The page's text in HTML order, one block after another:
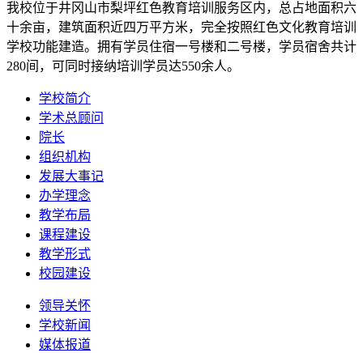
我校位于井冈山市梨坪红色教育培训服务区内，总占地面积六
十余亩，建筑面积近四万平方米，完全按照红色文化教育培训
学校功能建造。拥有学员住宿一号楼和二号楼，学员宿舍共计
280间，可同时接纳培训学员达550余人。
学校简介
学术总顾问
院长
组织机构
发展大事记
办学理念
教学布局
课程建设
教学形式
校园建设
领导关怀
学校新闻
媒体报道